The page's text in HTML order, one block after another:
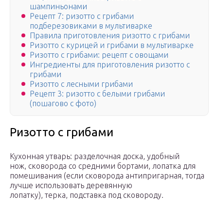
шампиньонами
Рецепт 7: ризотто с грибами
подберезовиками в мультиварке
Правила приготовления ризотто с грибами
Ризотто с курицей и грибами в мультиварке
Ризотто с грибами: рецепт с овощами
Ингредиенты для приготовления ризотто с
грибами
Ризотто с лесными грибами
Рецепт 3: ризотто с белыми грибами
(пошагово с фото)
Ризотто с грибами
Кухонная утварь: разделочная доска, удобный
нож, сковорода со средними бортами, лопатка для
помешивания (если сковорода антипригарная, тогда
лучше использовать деревянную
лопатку), терка, подставка под сковороду.